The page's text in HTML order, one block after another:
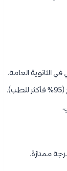
الثانوية العامة.
ممتازة.